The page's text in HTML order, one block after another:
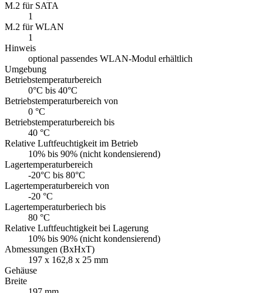
M.2 für SATA
1
M.2 für WLAN
1
Hinweis
optional passendes WLAN-Modul erhältlich
Umgebung
Betriebstemperaturbereich
0°C bis 40°C
Betriebstemperaturbereich von
0 °C
Betriebstemperaturbereich bis
40 °C
Relative Luftfeuchtigkeit im Betrieb
10% bis 90% (nicht kondensierend)
Lagertemperaturbereich
-20°C bis 80°C
Lagertemperaturbereich von
-20 °C
Lagertemperaturberiech bis
80 °C
Relative Luftfeuchtigkeit bei Lagerung
10% bis 90% (nicht kondensierend)
Abmessungen (BxHxT)
197 x 162,8 x 25 mm
Gehäuse
Breite